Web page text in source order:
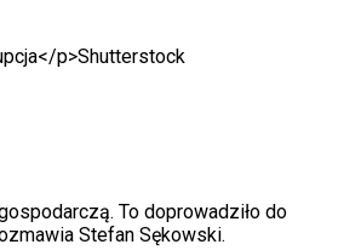
p>Shutterstock
To doprowadziło do
Stefan Sękowski.